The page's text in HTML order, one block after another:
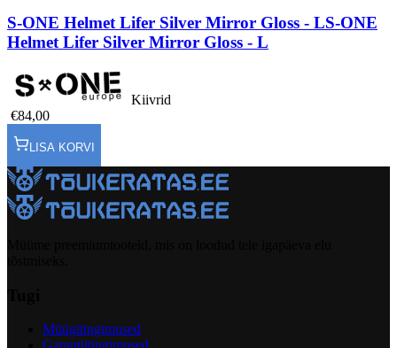
S-ONE Helmet Lifer Silver Mirror Gloss - LS-ONE
Helmet Lifer Silver Mirror Gloss - L
Kiivrid
€84,00
LISA KORVI
Müügitingimused